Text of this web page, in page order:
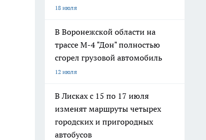
18 июля
В Воронежской области на
трассе М-4 "Дон" полностью
сгорел грузовой автомобиль
12 июля
В Лисках с 15 по 17 июля
изменят маршруты четырех
городских и пригородных
автобусов